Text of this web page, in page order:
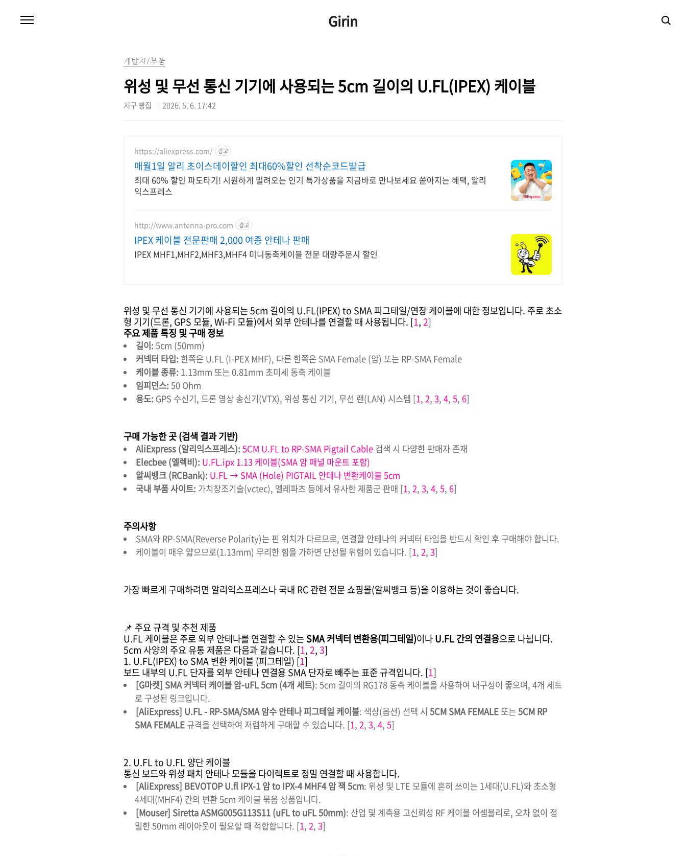
Girin
개발자/부품
위성 및 무선 통신 기기에 사용되는 5cm 길이의 U.FL(IPEX) 케이블
지구 빵집 2026. 5. 6. 17:42
https://aliexpress.com/ 광고
매월1일 알리 초이스데이할인 최대60%할인 선착순코드발급
최대 60% 할인 파도타기! 시원하게 밀려오는 인기 특가상품을 지금바로 만나보세요 쏟아지는 혜택, 알리
익스프레스
http://www.antenna-pro.com 광고
IPEX 케이블 전문판매 2,000 여종 안테나 판매
IPEX MHF1,MHF2,MHF3,MHF4 미니동축케이블 전문 대량주문시 할인
위성 및 무선 통신 기기에 사용되는 5cm 길이의 U.FL(IPEX) to SMA 피그테일/연장 케이블에 대한 정보입니다. 주로 초소
형 기기(드론, GPS 모듈, Wi-Fi 모듈)에서 외부 안테나를 연결할 때 사용됩니다. [1,2]
주요 제품 특징 및 구매 정보
길이: 5cm (50mm)
커넥터 타입: 한쪽은 U.FL (I-PEX MHF), 다른 한쪽은 SMA Female (암) 또는 RP-SMA Female
케이블 종류: 1.13mm 또는 0.81mm 초미세 동축 케이블
임피던스: 50 Ohm
용도: GPS 수신기, 드론 영상 송신기(VTX), 위성 통신 기기, 무선 랜(LAN) 시스템 [1, 2, 3, 4, 5, 6]
구매 가능한 곳 (검색 결과 기반)
AliExpress (알리익스프레스): 5CM U.FL to RP-SMA Pigtail Cable검색 시 다양한 판매자 존재
Elecbee (엘렉비): U.FL.ipx 1.13 케이블(SMA 암 패널 마운트 포함)
알씨뱅크 (RCBank): U.FL → SMA (Hole) PIGTAIL 안테나 변환케이블 5cm
국내 부품 사이트: 가치창조기술(vctec), 엘레파츠 등에서 유사한 제품군 판매 [1, 2, 3, 4, 5, 6]
주의사항
SMA와 RP-SMA(Reverse Polarity)는 핀 위치가 다르므로, 연결할 안테나의 커넥터 타입을 반드시 확인 후 구매해야 합니다.
케이블이 매우 얇으므로(1.13mm) 무리한 힘을 가하면 단선될 위험이 있습니다. [1, 2, 3]
가장 빠르게 구매하려면 알리익스프레스나 국내 RC 관련 전문 쇼핑몰(알씨뱅크 등)을 이용하는 것이 좋습니다.
📌 주요 규격 및 추천 제품
U.FL 케이블은 주로 외부 안테나를 연결할 수 있는SMA 커넥터 변환용(피그테일)이나U.FL 간의 연결용으로 나뉩니다.
5cm 사양의 주요 유통 제품은 다음과 같습니다. [1,2,3]
1. U.FL(IPEX) to SMA 변환 케이블 (피그테일) [1]
보드 내부의 U.FL 단자를 외부 안테나 연결용 SMA 단자로 빼주는 표준 규격입니다. [1]
[G마켓] SMA 커넥터 케이블 암-uFL 5cm (4개 세트): 5cm 길이의 RG178 동축 케이블을 사용하여 내구성이 좋으며, 4개 세트
로 구성된 링크입니다.
[AliExpress] U.FL - RP-SMA/SMA 암수 안테나 피그테일 케이블: 색상(옵션) 선택 시 5CM SMA FEMALE또는5CM RP
SMA FEMALE 규격을 선택하여 저렴하게 구매할 수 있습니다. [1, 2, 3, 4, 5]
2. U.FL to U.FL 양단 케이블
통신 보드와 위성 패치 안테나 모듈을 다이렉트로 정밀 연결할 때 사용합니다.
[AliExpress] BEVOTOP U.fl IPX-1 암 to IPX-4 MHF4 암 잭 5cm: 위성 및 LTE 모듈에 흔히 쓰이는 1세대(U.FL)와 초소형
4세대(MHF4) 간의 변환 5cm 케이블 묶음 상품입니다.
[Mouser] Siretta ASMG005G113S11 (uFL to uFL 50mm): 산업 및 계측용 고신뢰성 RF 케이블 어셈블리로, 오차 없이 정
밀한 50mm 레이아웃이 필요할 때 적합합니다. [1, 2, 3]